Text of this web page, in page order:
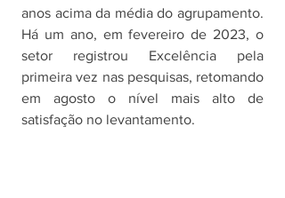
anos acima da média do agrupamento.
Há um ano, em fevereiro de 2023, o
setor registrou Excelência pela
primeira vez nas pesquisas, retomando
em agosto o nível mais alto de
satisfação no levantamento.